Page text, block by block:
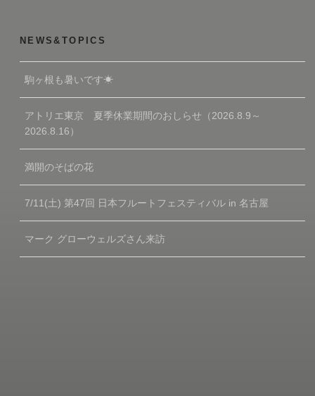
NEWS&TOPICS
駒ヶ根も暑いです☀
アトリエ東京 夏季休業期間のおしらせ（2026.8.9～
2026.8.16）
満開のそばの花
7/11(土) 第47回 日本フルートフェスティバル in 名古屋
マーク グローウェルズさん来訪